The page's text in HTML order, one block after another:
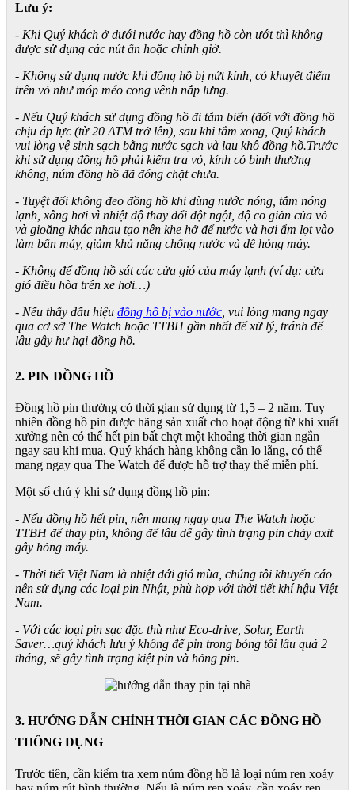
Lưu ý:
- Khi Quý khách ở dưới nước hay đồng hồ còn ướt thì không
được sử dụng các nút ấn hoặc chỉnh giờ.
- Không sử dụng nước khi đồng hồ bị nứt kính, có khuyết điểm
trên vỏ như móp méo cong vênh nắp lưng.
- Nếu Quý khách sử dụng đồng hồ đi tắm biển (đối với đồng hồ
chịu áp lực (từ 20 ATM trở lên), sau khi tắm xong, Quý khách
vui lòng vệ sinh sạch bằng nước sạch và lau khô đồng hồ.Trước
khi sử dụng đồng hồ phải kiểm tra vỏ, kính có bình thường
không, núm đồng hồ đã đóng chặt chưa.
- Tuyệt đối không đeo đồng hồ khi dùng nước nóng, tắm nóng
lạnh, xông hơi vì nhiệt độ thay đổi đột ngột, độ co giãn của vỏ
và gioăng khác nhau tạo nên khe hở để nước và hơi ẩm lọt vào
làm bẩn máy, giảm khả năng chống nước và dễ hỏng máy.
- Không để đồng hồ sát các cửa gió của máy lạnh (ví dụ: cửa
gió điều hòa trên xe hơi…)
- Nếu thấy dấu hiệu đồng hồ bị vào nước , vui lòng mang ngay
qua cơ sở The Watch hoặc TTBH gần nhất để xử lý, tránh để
lâu gây hư hại đồng hồ.
2. PIN ĐỒNG HỒ
Đồng hồ pin thường có thời gian sử dụng từ 1,5 – 2 năm. Tuy
nhiên đồng hồ pin được hãng sản xuất cho hoạt động từ khi xuất
xưởng nên có thể hết pin bất chợt một khoảng thời gian ngắn
ngay sau khi mua. Quý khách hàng không cần lo lắng, có thể
mang ngay qua The Watch để được hỗ trợ thay thế miễn phí.
Một số chú ý khi sử dụng đồng hồ pin:
- Nếu đồng hồ hết pin, nên mang ngay qua The Watch hoặc
TTBH để thay pin, không để lâu dễ gây tình trạng pin chảy axit
gây hỏng máy.
- Thời tiết Việt Nam là nhiệt đới gió mùa, chúng tôi khuyến cáo
nên sử dụng các loại pin Nhật, phù hợp với thời tiết khí hậu Việt
Nam.
- Với các loại pin sạc đặc thù như Eco-drive, Solar, Earth
Saver…quý khách lưu ý không để pin trong bóng tối lâu quá 2
tháng, sẽ gây tình trạng kiệt pin và hỏng pin.
3. HƯỚNG DẪN CHỈNH THỜI GIAN CÁC ĐỒNG HỒ
THÔNG DỤNG
Trước tiên, cần kiểm tra xem núm đồng hồ là loại núm ren xoáy